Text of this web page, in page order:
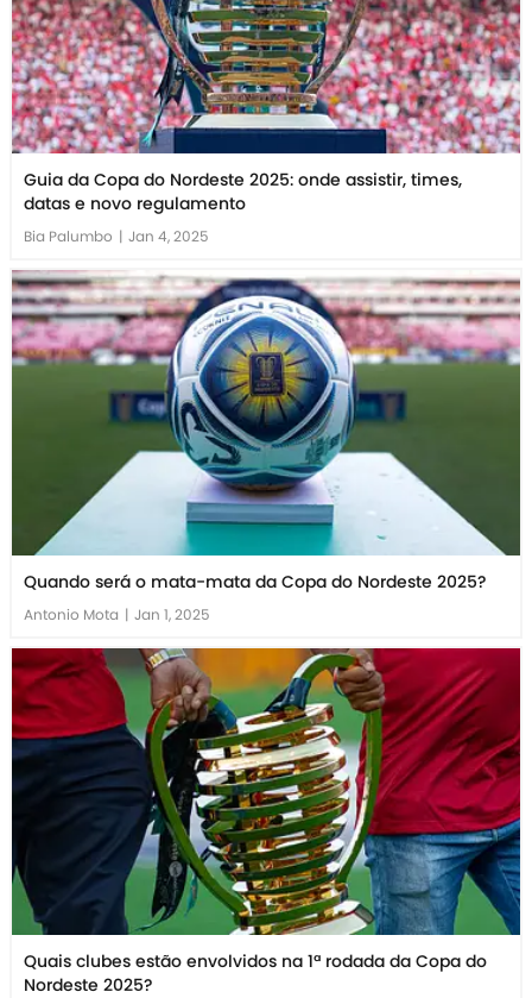
Guia da Copa do Nordeste 2025: onde assistir, times,
datas e novo regulamento
Bia Palumbo | Jan 4, 2025
Quando será o mata-mata da Copa do Nordeste 2025?
Antonio Mota | Jan 1, 2025
Quais clubes estão envolvidos na 1ª rodada da Copa do
Nordeste 2025?